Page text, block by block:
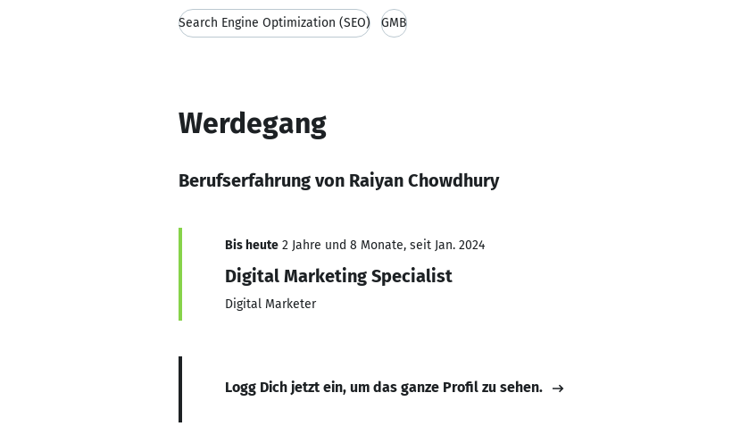
Search Engine Optimization (SEO) GMB
Werdegang
Berufserfahrung von Raiyan Chowdhury
Bis heute 2 Jahre und 8 Monate, seit Jan. 2024
Digital Marketing Specialist
Digital Marketer
Logg Dich jetzt ein, um das ganze Profil zu sehen.